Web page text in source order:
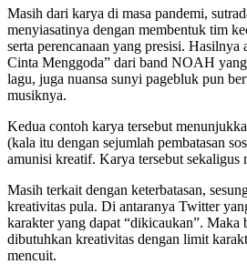
Masih dari karya di masa pandemi,
menyiasatinya dengan membentuk tim
serta perencanaan yang presisi.
Cinta Menggoda” dari band NOAH
lagu, juga nuansa sunyi pagebluk pun
musiknya.
Kedua contoh karya tersebut
(kala itu dengan sejumlah pembatasan
amunisi kreatif. Karya tersebut sekaligus
Masih terkait dengan keterbatasan,
kreativitas pula. Di antaranya Twitter
karakter yang dapat “dikicaukan”. Maka
dibutuhkan kreativitas dengan limit
mencuit.